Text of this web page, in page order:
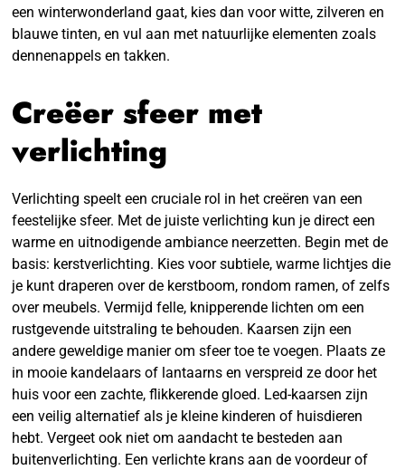
een winterwonderland gaat, kies dan voor witte, zilveren en
blauwe tinten, en vul aan met natuurlijke elementen zoals
dennenappels en takken.
Creëer sfeer met
verlichting
Verlichting speelt een cruciale rol in het creëren van een
feestelijke sfeer. Met de juiste verlichting kun je direct een
warme en uitnodigende ambiance neerzetten. Begin met de
basis: kerstverlichting. Kies voor subtiele, warme lichtjes die
je kunt draperen over de kerstboom, rondom ramen, of zelfs
over meubels. Vermijd felle, knipperende lichten om een
rustgevende uitstraling te behouden. Kaarsen zijn een
andere geweldige manier om sfeer toe te voegen. Plaats ze
in mooie kandelaars of lantaarns en verspreid ze door het
huis voor een zachte, flikkerende gloed. Led-kaarsen zijn
een veilig alternatief als je kleine kinderen of huisdieren
hebt. Vergeet ook niet om aandacht te besteden aan
buitenverlichting. Een verlichte krans aan de voordeur of